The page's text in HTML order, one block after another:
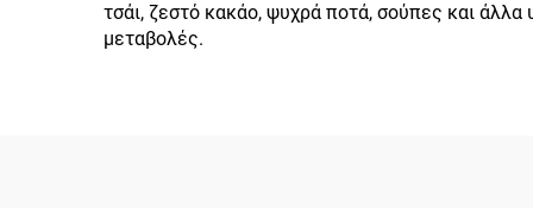
τσάι, ζεστό κακάο, ψυχρά ποτά, σούπες και άλλα
μεταβολές.